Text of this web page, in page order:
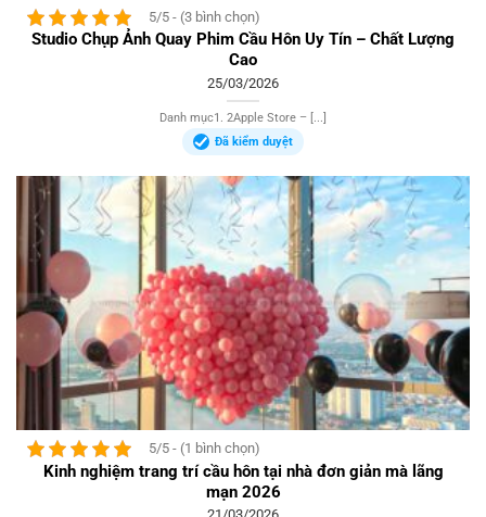
5/5 - (3 bình chọn)
Studio Chụp Ảnh Quay Phim Cầu Hôn Uy Tín – Chất Lượng
Cao
25/03/2026
Danh mục1. 2Apple Store – [...]
Đã kiểm duyệt
5/5 - (1 bình chọn)
Kinh nghiệm trang trí cầu hôn tại nhà đơn giản mà lãng
mạn 2026